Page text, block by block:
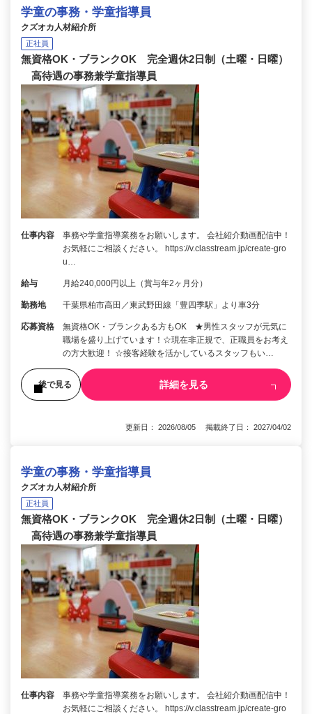
学童の事務・学童指導員
クズオカ人材紹介所
正社員
無資格OK・ブランクOK 完全週休2日制（土曜・日曜）
高待遇の事務兼学童指導員
仕事内容
事務や学童指導業務をお願いします。 会社紹介動画配信中！
お気軽にご相談ください。 https://v.classtream.jp/create-gro
u…
給与 月給240,000円以上（賞与年2ヶ月分）
勤務地 千葉県柏市高田／東武野田線「豊四季駅」より車3分
応募資格
無資格OK・ブランクある方もOK ★男性スタッフが元気に
職場を盛り上げています！☆現在非正規で、正職員をお考え
の方大歓迎！ ☆接客経験を活かしているスタッフもい…
後で見る 詳細を見る
更新日： 2026/08/05 掲載終了日： 2027/04/02
学童の事務・学童指導員
クズオカ人材紹介所
正社員
無資格OK・ブランクOK 完全週休2日制（土曜・日曜）
高待遇の事務兼学童指導員
仕事内容
事務や学童指導業務をお願いします。 会社紹介動画配信中！
お気軽にご相談ください。 https://v.classtream.jp/create-gro